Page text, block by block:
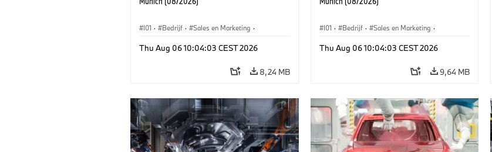
I01 · Bedrijf · Sales en Marketing ·
Thu Aug 06 10:04:03 CEST 2026
8,24 MB
I01 · Bedrijf · Sales en Marketing ·
Thu Aug 06 10:04:03 CEST 2026
9,64 MB